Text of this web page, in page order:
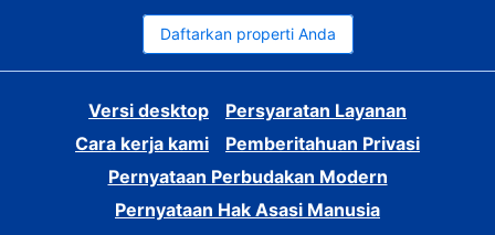
Daftarkan properti Anda
Versi desktop
Persyaratan Layanan
Cara kerja kami
Pemberitahuan Privasi
Pernyataan Perbudakan Modern
Pernyataan Hak Asasi Manusia